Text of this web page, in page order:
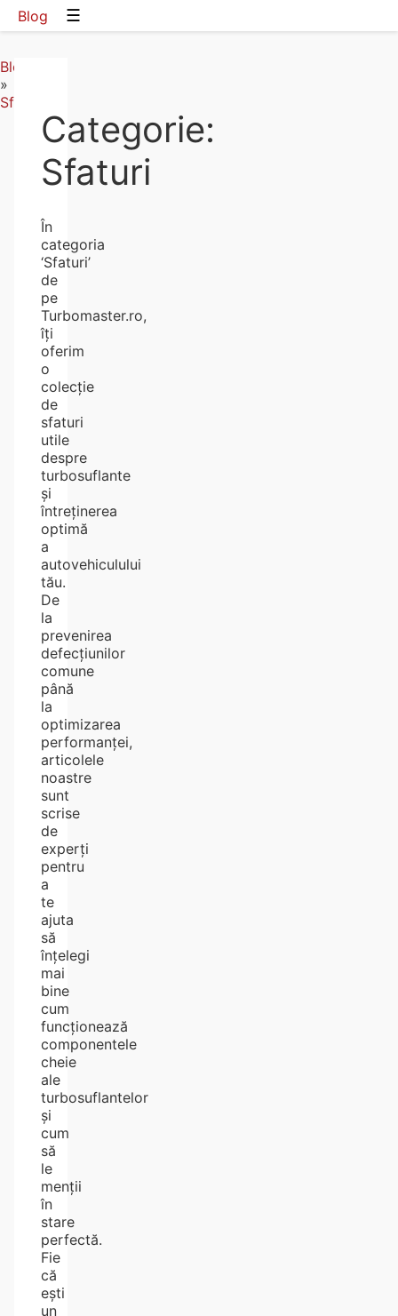
Blog ☰
Blog
»
Sfaturi
Categorie:
Sfaturi
În
categoria
‘Sfaturi’
de
pe
Turbomaster.ro,
îți
oferim
o
colecție
de
sfaturi
utile
despre
turbosuflante
și
întreținerea
optimă
a
autovehiculului
tău.
De
la
prevenirea
defecțiunilor
comune
până
la
optimizarea
performanței,
articolele
noastre
sunt
scrise
de
experți
pentru
a
te
ajuta
să
înțelegi
mai
bine
cum
funcționează
componentele
cheie
ale
turbosuflantelor
și
cum
să
le
menții
în
stare
perfectă.
Fie
că
ești
un